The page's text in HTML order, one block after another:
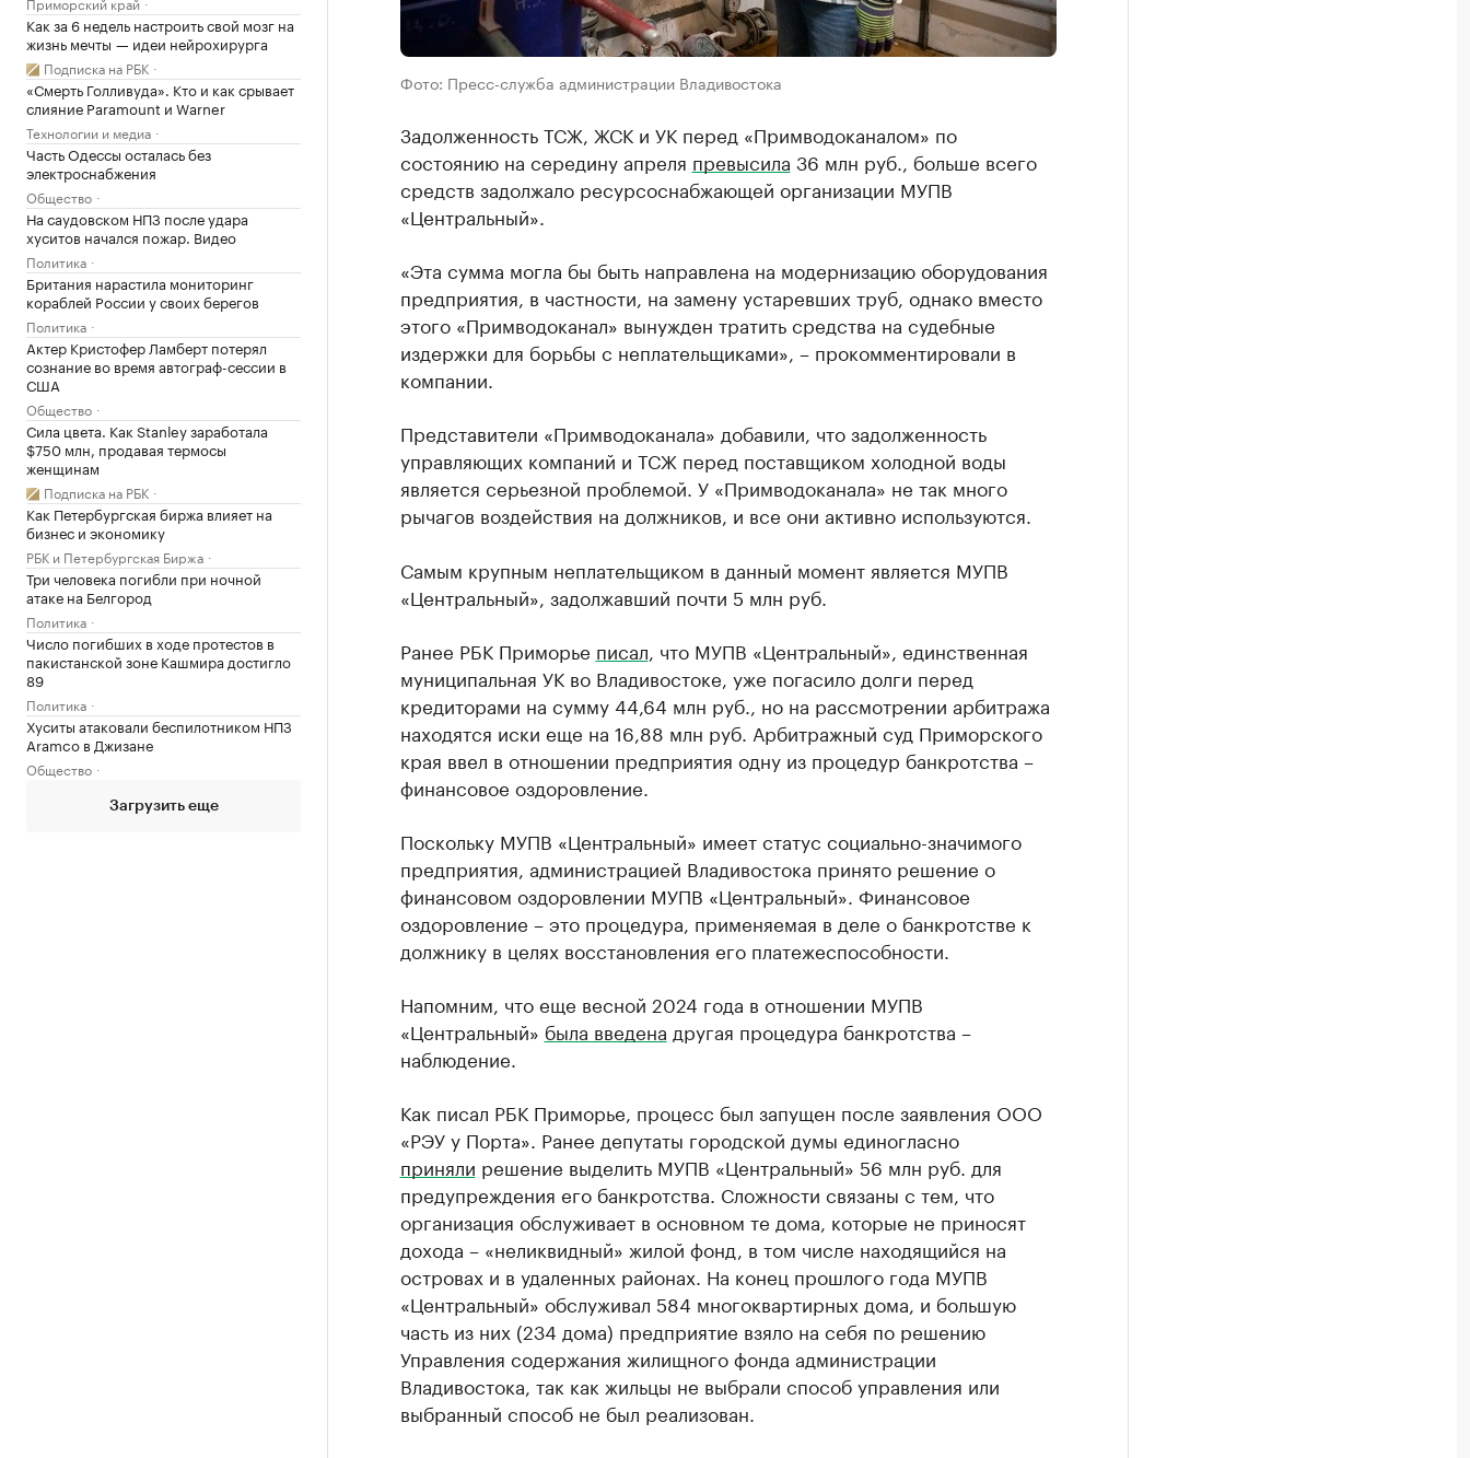
Как за 6 недель настроить свой мозг на
жизнь мечты — идеи нейрохирурга
Подписка на РБК
«Смерть Голливуда». Кто и как срывает
слияние Paramount и Warner
Технологии и медиа
Часть Одессы осталась без
электроснабжения
Общество
На саудовском НПЗ после удара
хуситов начался пожар. Видео
Политика
Британия нарастила мониторинг
кораблей России у своих берегов
Политика
Актер Кристофер Ламберт потерял
сознание во время автограф-сессии в
США
Общество
Сила цвета. Как Stanley заработала
$750 млн, продавая термосы
женщинам
Подписка на РБК
Как Петербургская биржа влияет на
бизнес и экономику
РБК и Петербургская Биржа
Три человека погибли при ночной
атаке на Белгород
Политика
Число погибших в ходе протестов в
пакистанской зоне Кашмира достигло
89
Политика
Хуситы атаковали беспилотником НПЗ
Aramco в Джизане
Общество
Загрузить еще
Фото: Пресс-служба администрации Владивостока
Задолженность ТСЖ, ЖСК и УК перед «Примводоканалом» по
состоянию на середину апреля превысила 36 млн руб., больше всего
средств задолжало ресурсоснабжающей организации МУПВ
«Центральный».
«Эта сумма могла бы быть направлена на модернизацию оборудования
предприятия, в частности, на замену устаревших труб, однако вместо
этого «Примводоканал» вынужден тратить средства на судебные
издержки для борьбы с неплательщиками», – прокомментировали в
компании.
Представители «Примводоканала» добавили, что задолженность
управляющих компаний и ТСЖ перед поставщиком холодной воды
является серьезной проблемой. У «Примводоканала» не так много
рычагов воздействия на должников, и все они активно используются.
Самым крупным неплательщиком в данный момент является МУПВ
«Центральный», задолжавший почти 5 млн руб.
Ранее РБК Приморье писал , что МУПВ «Центральный», единственная
муниципальная УК во Владивостоке, уже погасило долги перед
кредиторами на сумму 44,64 млн руб., но на рассмотрении арбитража
находятся иски еще на 16,88 млн руб. Арбитражный суд Приморского
края ввел в отношении предприятия одну из процедур банкротства –
финансовое оздоровление.
Поскольку МУПВ «Центральный» имеет статус социально-значимого
предприятия, администрацией Владивостока принято решение о
финансовом оздоровлении МУПВ «Центральный». Финансовое
оздоровление – это процедура, применяемая в деле о банкротстве к
должнику в целях восстановления его платежеспособности.
Напомним, что еще весной 2024 года в отношении МУПВ
«Центральный» была введена другая процедура банкротства –
наблюдение.
Как писал РБК Приморье, процесс был запущен после заявления ООО
«РЭУ у Порта». Ранее депутаты городской думы единогласно
приняли решение выделить МУПВ «Центральный» 56 млн руб. для
предупреждения его банкротства. Сложности связаны с тем, что
организация обслуживает в основном те дома, которые не приносят
дохода – «неликвидный» жилой фонд, в том числе находящийся на
островах и в удаленных районах. На конец прошлого года МУПВ
«Центральный» обслуживал 584 многоквартирных дома, и большую
часть из них (234 дома) предприятие взяло на себя по решению
Управления содержания жилищного фонда администрации
Владивостока, так как жильцы не выбрали способ управления или
выбранный способ не был реализован.